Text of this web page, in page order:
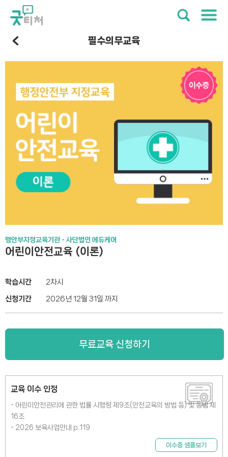
필수의무교육
행안부지정교육기관 - 사단법인 에듀케어
어린이안전교육 (이론)
학습시간 2차시
신청기간 2026년 12월 31일 까지
무료교육 신청하기
교육 이수 인정
- 어린이안전관리에 관한 법률 시행령 제9조(안전교육의 방법 등) 및 동법 제
16조
- 2026 보육사업안내 p.119
이수증 샘플보기